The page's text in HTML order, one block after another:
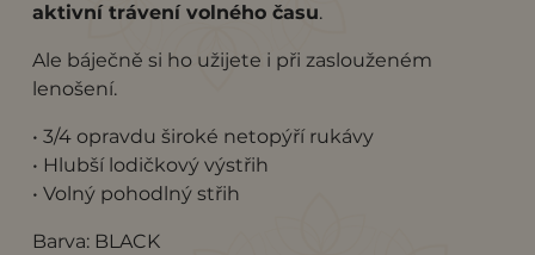
aktivní trávení volného času.
Ale báječně si ho užijete i při zaslouženém
lenošení.
• 3/4 opravdu široké netopýří rukávy
• Hlubší lodičkový výstřih
• Volný pohodlný střih
Barva: BLACK